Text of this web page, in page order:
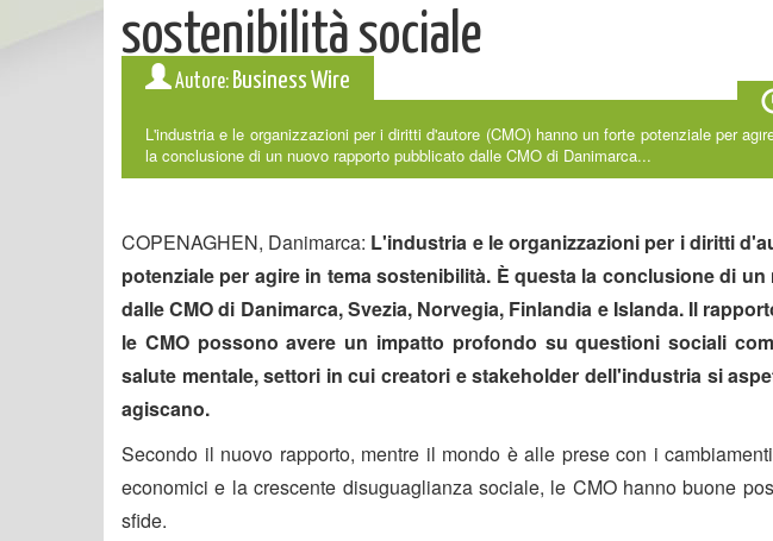
sostenibilità sociale
Autore: Business Wire
L'industria e le organizzazioni per i diritti d'autore (CMO) hanno un forte potenziale per
la conclusione di un nuovo rapporto pubblicato dalle CMO di Danimarca...
COPENAGHEN, Danimarca: L'industria e le organizzazioni per i diritti
potenziale per agire in tema sostenibilità. È questa la conclusione di
dalle CMO di Danimarca, Svezia, Norvegia, Finlandia e Islanda. Il
le CMO possono avere un impatto profondo su questioni sociali
salute mentale, settori in cui creatori e stakeholder dell'industria si
agiscano.
Secondo il nuovo rapporto, mentre il mondo è alle prese con i
economici e la crescente disuguaglianza sociale, le CMO hanno buone
sfide.